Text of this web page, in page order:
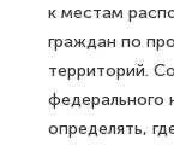
к местам
граждан по
территорий.
федерального
определять,